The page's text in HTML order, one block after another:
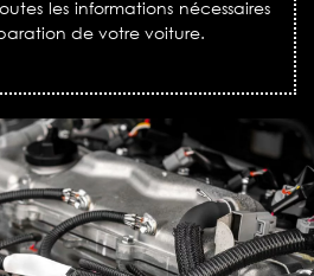
les informations nécessaires
de votre voiture.